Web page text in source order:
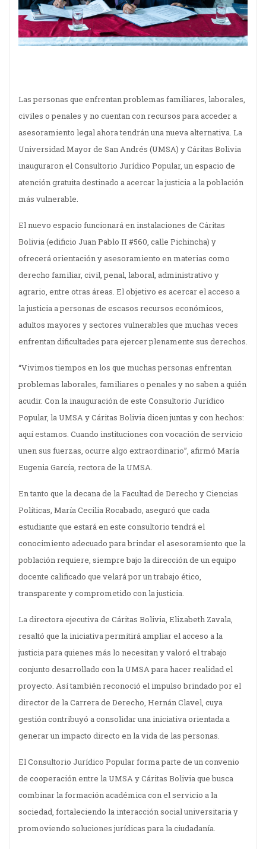
Las personas que enfrentan problemas familiares, laborales,
civiles o penales y no cuentan con recursos para acceder a
asesoramiento legal ahora tendrán una nueva alternativa. La
Universidad Mayor de San Andrés (UMSA) y Cáritas Bolivia
inauguraron el Consultorio Jurídico Popular, un espacio de
atención gratuita destinado a acercar la justicia a la población
más vulnerable.
El nuevo espacio funcionará en instalaciones de Cáritas
Bolivia (edificio Juan Pablo II #560, calle Pichincha) y
ofrecerá orientación y asesoramiento en materias como
derecho familiar, civil, penal, laboral, administrativo y
agrario, entre otras áreas. El objetivo es acercar el acceso a
la justicia a personas de escasos recursos económicos,
adultos mayores y sectores vulnerables que muchas veces
enfrentan dificultades para ejercer plenamente sus derechos.
“Vivimos tiempos en los que muchas personas enfrentan
problemas laborales, familiares o penales y no saben a quién
acudir. Con la inauguración de este Consultorio Jurídico
Popular, la UMSA y Cáritas Bolivia dicen juntas y con hechos:
aquí estamos. Cuando instituciones con vocación de servicio
unen sus fuerzas, ocurre algo extraordinario”, afirmó María
Eugenia García, rectora de la UMSA.
En tanto que la decana de la Facultad de Derecho y Ciencias
Políticas, María Cecilia Rocabado, aseguró que cada
estudiante que estará en este consultorio tendrá el
conocimiento adecuado para brindar el asesoramiento que la
población requiere, siempre bajo la dirección de un equipo
docente calificado que velará por un trabajo ético,
transparente y comprometido con la justicia.
La directora ejecutiva de Cáritas Bolivia, Elizabeth Zavala,
resaltó que la iniciativa permitirá ampliar el acceso a la
justicia para quienes más lo necesitan y valoró el trabajo
conjunto desarrollado con la UMSA para hacer realidad el
proyecto. Así también reconoció el impulso brindado por el
director de la Carrera de Derecho, Hernán Clavel, cuya
gestión contribuyó a consolidar una iniciativa orientada a
generar un impacto directo en la vida de las personas.
El Consultorio Jurídico Popular forma parte de un convenio
de cooperación entre la UMSA y Cáritas Bolivia que busca
combinar la formación académica con el servicio a la
sociedad, fortaleciendo la interacción social universitaria y
promoviendo soluciones jurídicas para la ciudadanía.